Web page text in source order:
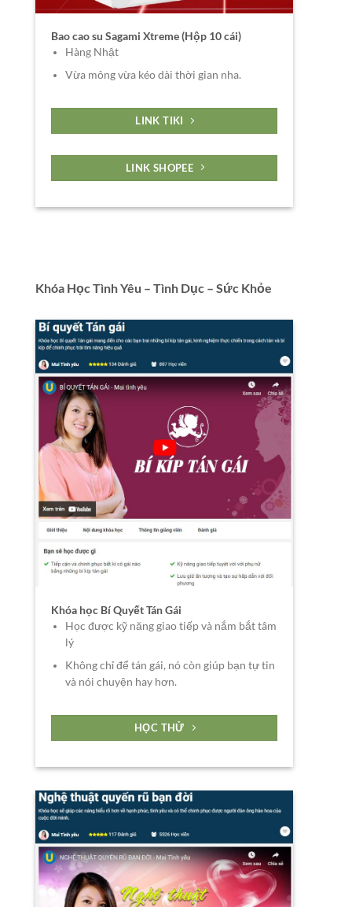
Bao cao su Sagami Xtreme (Hộp 10 cái)
Hàng Nhật
Vừa mỏng vừa kéo dài thời gian nha.
LINK TIKI
LINK SHOPEE
Khóa Học Tình Yêu – Tình Dục – Sức Khỏe
Khóa học Bí Quyết Tán Gái
Học được kỹ năng giao tiếp và nắm bắt tâm
lý
Không chỉ để tán gái, nó còn giúp bạn tự tin
và nói chuyện hay hơn.
HỌC THỬ